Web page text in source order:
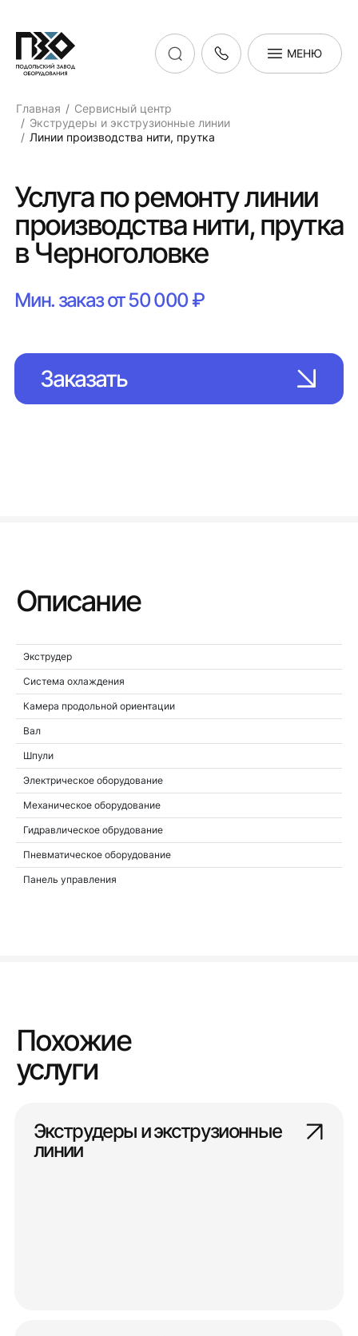
МЕНЮ
Главная
Сервисный центр
Экструдеры и экструзионные линии
Линии производства нити, прутка
Услуга по ремонту линии
производства нити, прутка
в Черноголовке
Мин. заказ от 50 000 ₽
Заказать
Описание
Экструдер
Система охлаждения
Камера продольной ориентации
Вал
Шпули
Электрическое оборудование
Механическое оборудование
Гидравлическое обрудование
Пневматическое оборудование
Панель управления
Похожие
услуги
Экструдеры и экструзионные
линии